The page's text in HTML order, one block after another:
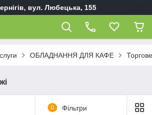
вул. Любецька, 155
ОБЛАДНАННЯ ДЛЯ КАФЕ
0 Фільтри